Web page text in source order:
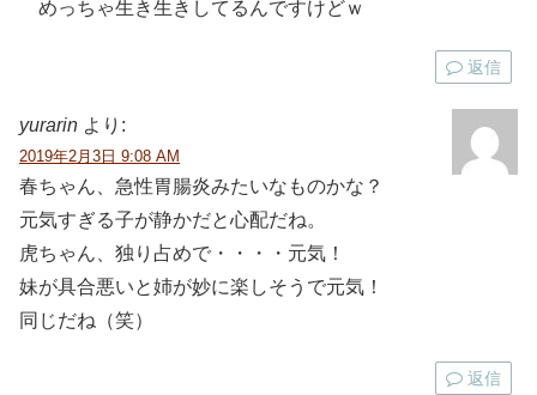
めっちゃ生き生きしてるんですけどｗ
返信
yurarin より:
2019年2月3日 9:08 AM
春ちゃん、急性胃腸炎みたいなものかな？
元気すぎる子が静かだと心配だね。
虎ちゃん、独り占めで・・・・元気！
妹が具合悪いと姉が妙に楽しそうで元気！
同じだね（笑）
返信